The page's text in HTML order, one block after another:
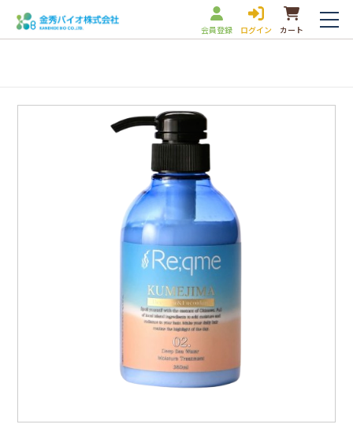
会員登録 ログイン カート